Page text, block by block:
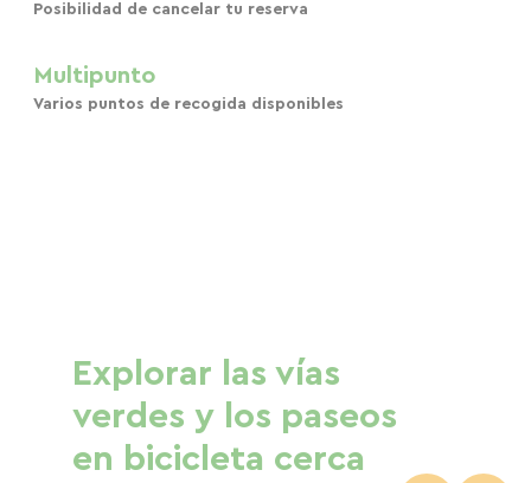
Posibilidad de cancelar tu reserva
Multipunto
Varios puntos de recogida disponibles
Explorar las vías
verdes y los paseos
en bicicleta cerca